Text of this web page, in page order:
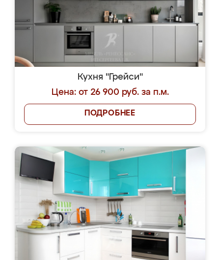
Кухня "Грейси"
Цена: от 26 900 руб. за п.м.
ПОДРОБНЕЕ